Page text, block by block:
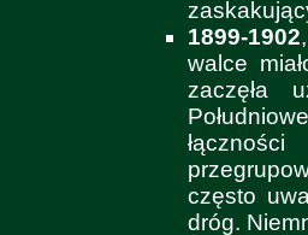
1899-1902
walce
zaczęła
często
dróg.